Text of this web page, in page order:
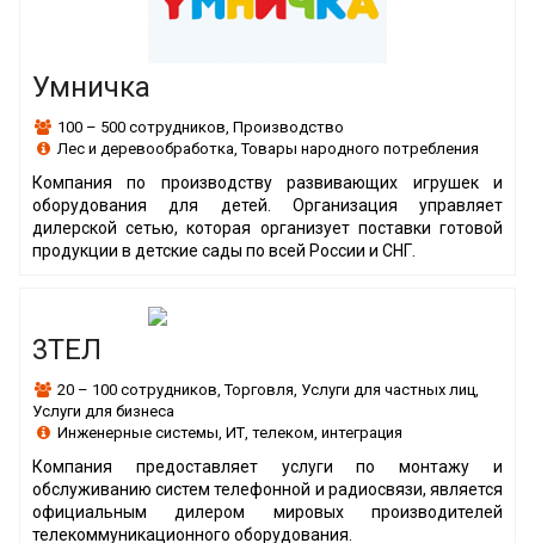
Умничка
100 – 500 сотрудников Производство
Лес и деревообработка ,Товары народного потребления
Компания по производству развивающих игрушек и
оборудования для детей. Организация управляет
дилерской сетью, которая организует поставки готовой
продукции в детские сады по всей России и СНГ.
3ТЕЛ
20 – 100 сотрудников ,Торговля Услуги для частных лиц
Услуги для бизнеса
Инженерные системы ИТ, телеком, интеграция
Компания предоставляет услуги по монтажу и
обслуживанию систем телефонной и радиосвязи, является
официальным дилером мировых производителей
телекоммуникационного оборудования.